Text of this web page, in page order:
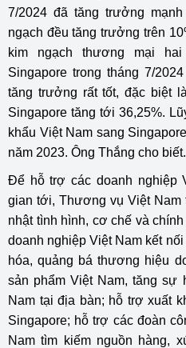
7/2024 đã tăng trưởng
ngạch đều tăng trưởng trên
kim ngạch thương mại
Singapore trong tháng 7/
tăng trưởng rất tốt, đặc biệt
Singapore tăng tới 36,25%.
khẩu Việt Nam sang
năm 2023. Ông Thắng cho biết.
Để hỗ trợ các doanh nghiệp
gian tới, Thương vụ Việt Nam
nhật tình hình, cơ chế và
doanh nghiệp Việt Nam kết
hóa, quảng bá thương hiệu
sản phẩm Việt Nam, tăng sự
Nam tại địa bàn; hỗ trợ xuất
Singapore; hỗ trợ các đoàn
Nam tìm kiếm nguồn hàng,